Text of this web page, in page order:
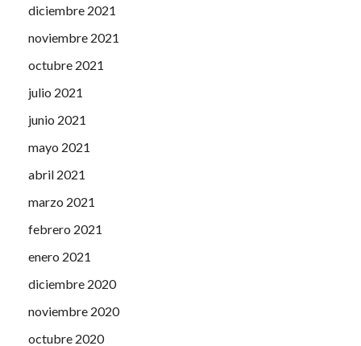
diciembre 2021
noviembre 2021
octubre 2021
julio 2021
junio 2021
mayo 2021
abril 2021
marzo 2021
febrero 2021
enero 2021
diciembre 2020
noviembre 2020
octubre 2020